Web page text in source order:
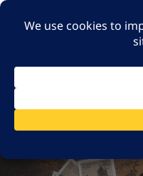
A GUT
身近な旅の記録や記憶、